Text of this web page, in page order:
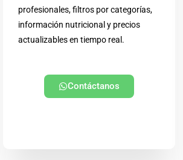
profesionales, filtros por categorías,
información nutricional y precios
actualizables en tiempo real.
Contáctanos